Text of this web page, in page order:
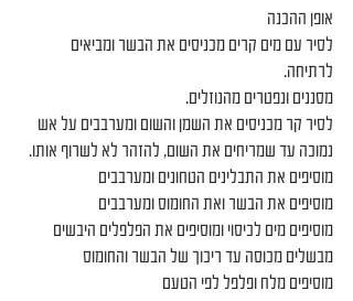
אופן ההכנה
לסיר עם מים קרים מכניסים את הבשר ומביאים
לרתיחה.
מסננים ונפטרים מהנוזלים.
לסיר קר מכניסים את השמן והשום ומערבבים על אש
נמוכה עד שמריחים את השום, להזהר לא לשרוף אותו.
מוסיפים את התבלינים הטחונים ומערבבים
מוסיפים את הבשר ואת החומוס ומערבבים
מוסיפים מים לכיסוי ומוסיפים את הפלפלים היבשים
מבשלים מכוסה עד ריכוך של הבשר והחומוס
מוסיפים מלח ופלפל לפי הטעם